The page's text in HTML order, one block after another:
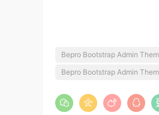
Bepro Bootstrap Admin
Bepro Bootstrap Admin